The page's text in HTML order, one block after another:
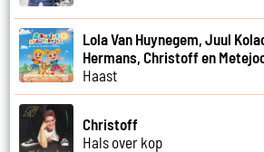
Lola Van Huynegem, Juul
Hermans, Christoff en
Haast
Christoff
Hals over kop